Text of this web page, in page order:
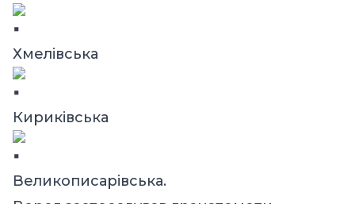
Хмелівська
Кириківська
Великописарівська.